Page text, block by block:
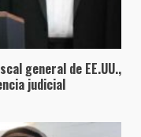
general de EE.UU.,
judicial